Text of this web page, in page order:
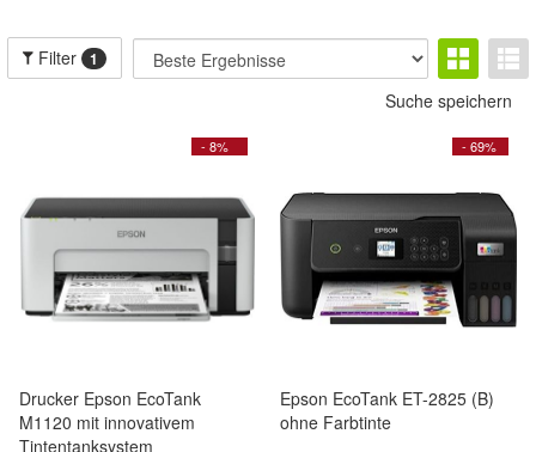
Filter 1
Suche speichern
- 8%
Drucker Epson EcoTank
M1120 mit innovativem
Tintentanksystem
- 69%
Epson EcoTank ET-2825 (B)
ohne Farbtinte